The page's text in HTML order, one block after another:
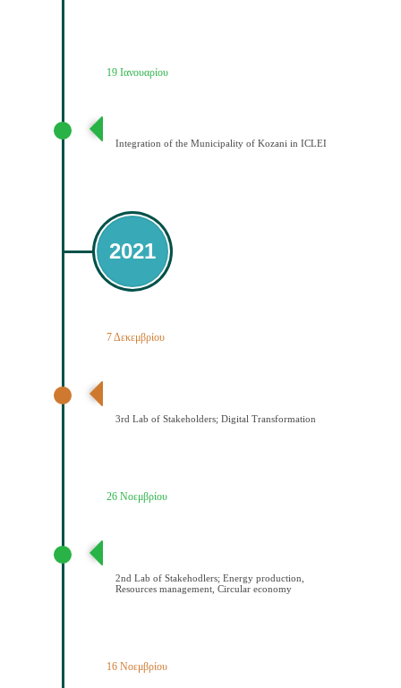
19 Ιανουαρίου
Integration of the Municipality of Kozani in ICLEI
2021
7 Δεκεμβρίου
3rd Lab of Stakeholders; Digital Transformation
26 Νοεμβρίου
2nd Lab of Stakehodlers; Energy production,
Resources management, Circular economy
16 Νοεμβρίου